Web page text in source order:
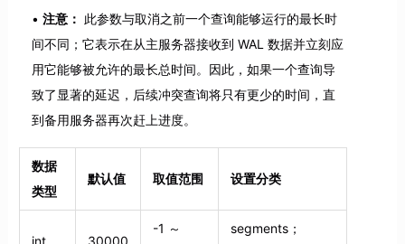
注意： 此参数与取消之前一个查询能够运行的最长时
间不同；它表示在从主服务器接收到 WAL 数据并立刻应
用它能够被允许的最长总时间。因此，如果一个查询导
致了显著的延迟，后续冲突查询将只有更少的时间，直
到备用服务器再次赶上进度。
数据
类型
默认值 取值范围 设置分类
-1 ～
segments；